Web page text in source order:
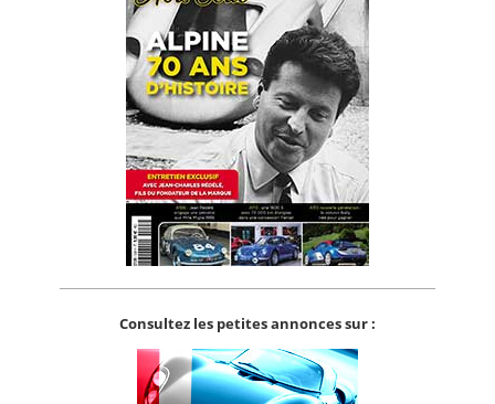
Consultez les petites annonces sur :